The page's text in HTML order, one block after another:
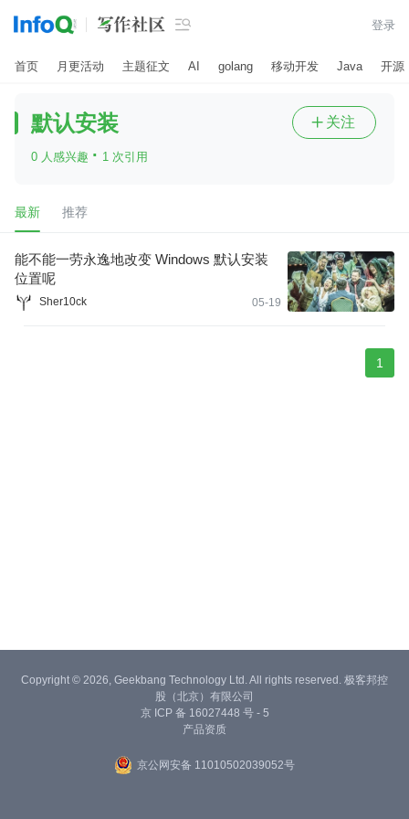
 登录
首页 月更活动 主题征文 AI golang 移动开发 Java 开源
默认安装
0 人感兴趣 · 1 次引用
 关注
最新 推荐
能不能一劳永逸地改变 Windows 默认安装
位置呢
Sher10ck 05-19
1
Copyright © 2026, Geekbang Technology Ltd. All rights reserved. 极客邦控
股（北京）有限公司
京 ICP 备 16027448 号 - 5
产品资质
京公网安备 11010502039052号